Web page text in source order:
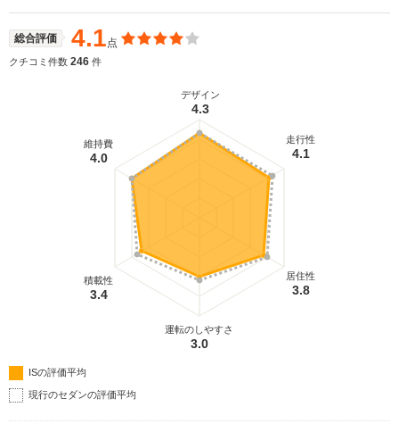
総合評価 4.1点
クチコミ件数 246 件
デザイン
4.3
走行性
4.1
居住性
3.8
運転のしやすさ
3.0
積載性
3.4
維持費
4.0
ISの評価平均
現行のセダンの評価平均